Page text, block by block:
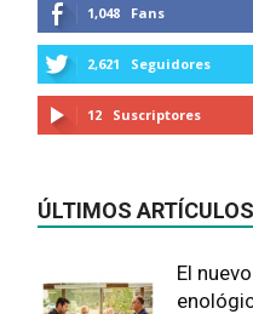
1,048 Fans
2,621 Seguidores
12 Suscriptores
ÚLTIMOS ARTÍCULOS
El